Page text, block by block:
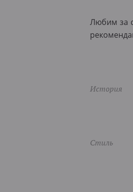
Любим за
История
Стиль